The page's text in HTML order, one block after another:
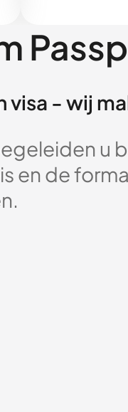
visa - wij
u
en de